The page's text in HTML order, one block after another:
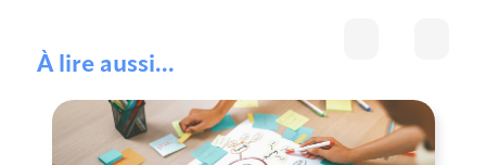
À lire aussi...